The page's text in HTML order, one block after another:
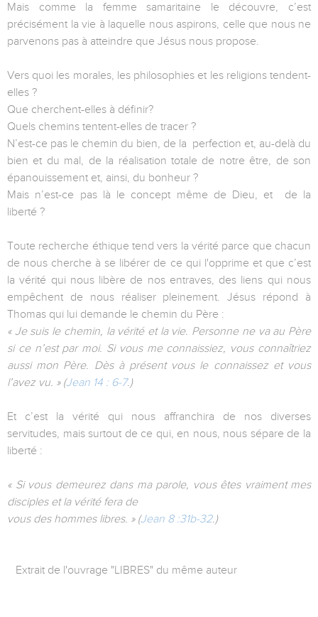
Mais comme la femme samaritaine le découvre, c’est
précisément la vie à laquelle nous aspirons, celle que nous ne
parvenons pas à atteindre que Jésus nous propose.
Vers quoi les morales, les philosophies et les religions tendent-
elles ?
Que cherchent-elles à définir?
Quels chemins tentent-elles de tracer ?
N’est-ce pas le chemin du bien, de la perfection et, au-delà du
bien et du mal, de la réalisation totale de notre être, de son
épanouissement et, ainsi, du bonheur ?
Mais n’est-ce pas là le concept même de Dieu, et de la
liberté ?
Toute recherche éthique tend vers la vérité parce que chacun
de nous cherche à se libérer de ce qui l'opprime et que c’est
la vérité qui nous libère de nos entraves, des liens qui nous
empêchent de nous réaliser pleinement. Jésus répond à
Thomas qui lui demande le chemin du Père :
« Je suis le chemin, la vérité et la vie. Personne ne va au Père
si ce n’est par moi. Si vous me connaissiez, vous connaîtriez
aussi mon Père. Dès à présent vous le connaissez et vous
l’avez vu. » (Jean 14 : 6-7.)
Et c’est la vérité qui nous affranchira de nos diverses
servitudes, mais surtout de ce qui, en nous, nous sépare de la
liberté :
« Si vous demeurez dans ma parole, vous êtes vraiment mes
disciples et la vérité fera de
vous des hommes libres. » (Jean 8 :31b-32.)
Extrait de l'ouvrage "LIBRES" du même auteur